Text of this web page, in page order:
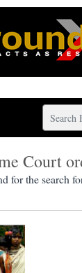
Court
for the search